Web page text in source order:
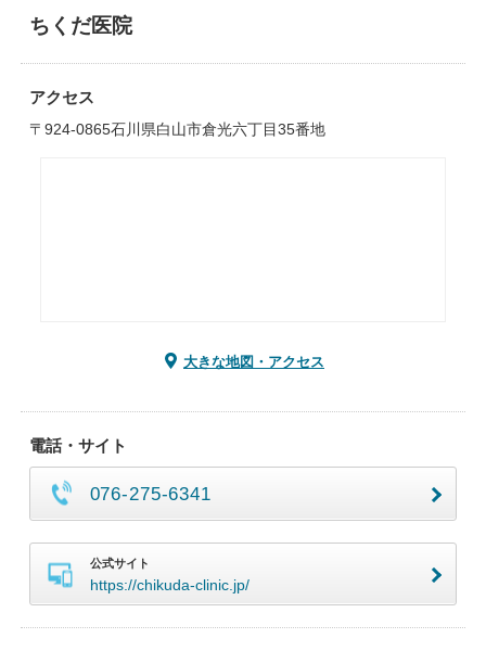
ちくだ医院
アクセス
〒924-0865石川県白山市倉光六丁目35番地
大きな地図・アクセス
電話・サイト
076-275-6341
公式サイト
https://chikuda-clinic.jp/